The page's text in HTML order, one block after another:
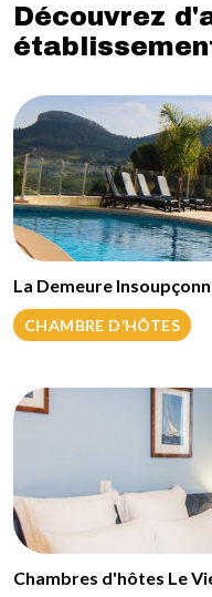
Découvrez
La Demeure
CHAMBRE D’HÔTES
Chambres d'hôtes Le